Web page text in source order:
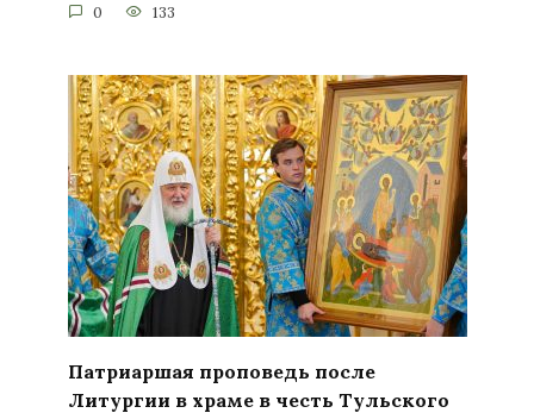
0 133
Патриаршая проповедь после
Литургии в храме в честь Тульского